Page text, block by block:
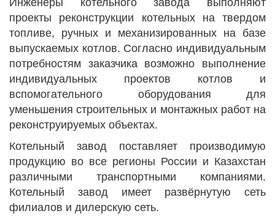
проекты реконструкции котельных на твердом
топливе, ручных и механизированных на базе
выпускаемых котлов. Согласно индивидуальным
потребностям заказчика возможно выполнение
индивидуальных проектов котлов и
вспомогательного оборудования для
уменьшения строительных и монтажных работ на
реконструируемых объектах.
Котельный завод поставляет производимую
продукцию во все регионы России и Казахстан
различными транспортными компаниями.
Котельный завод имеет развёрнутую сеть
филиалов и дилерскую сеть.